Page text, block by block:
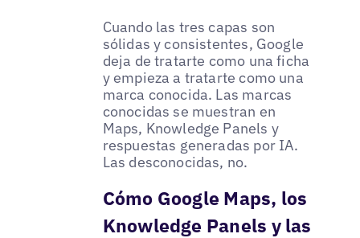
Cuando las tres capas son
sólidas y consistentes, Google
deja de tratarte como una ficha
y empieza a tratarte como una
marca conocida. Las marcas
conocidas se muestran en
Maps, Knowledge Panels y
respuestas generadas por IA.
Las desconocidas, no.
Cómo Google Maps, los
Knowledge Panels y las